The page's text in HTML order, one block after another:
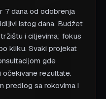
7 dana od odobrenja
istog dana. Budžet
i ciljevima; fokus
kliku. Svaki projekat
gde
rezultate.
predlog sa rokovima i